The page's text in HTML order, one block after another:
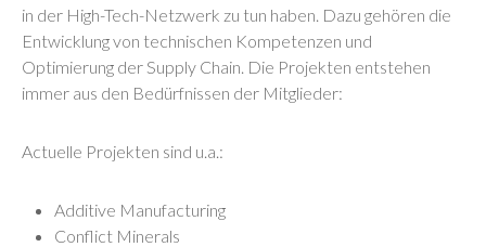
in der High-Tech-Netzwerk zu tun haben. Dazu gehören die
Entwicklung von technischen Kompetenzen und
Optimierung der Supply Chain. Die Projekten entstehen
immer aus den Bedürfnissen der Mitglieder:
Actuelle Projekten sind u.a.:
Additive Manufacturing
Conflict Minerals